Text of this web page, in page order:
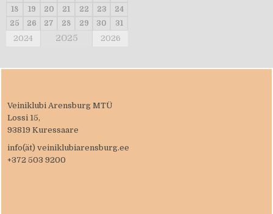
18
19 20 21 22 23
24
25
26 27 28 29 30 31
2024 2025 2026
Veiniklubi Arensburg MTÜ
Lossi 15,
93819 Kuressaare
info(ät) veiniklubiarensburg.ee
+372 503 9200